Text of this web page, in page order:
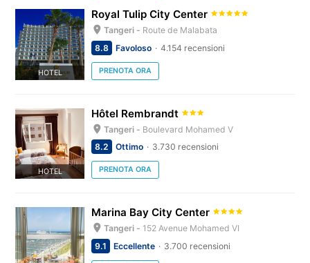
HOTEL
Royal Tulip City Center
Tangeri - Route de Malabata
8.8
Favoloso 4.154 recensioni
PRENOTA ORA
HOTEL
Hôtel Rembrandt
Tangeri - Boulevard Mohamed V
8.2
Ottimo 3.730 recensioni
PRENOTA ORA
Marina Bay City Center
Tangeri - 152 Avenue Mohamed VI
9.1
Eccellente 3.700 recensioni